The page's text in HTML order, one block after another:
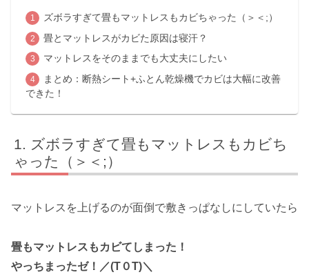
ズボラすぎて畳もマットレスもカビちゃった（＞＜;）
畳とマットレスがカビた原因は寝汗？
マットレスをそのままでも大丈夫にしたい
まとめ：断熱シート+ふとん乾燥機でカビは大幅に改善
できた！
ズボラすぎて畳もマットレスもカビち
ゃった（＞＜;）
マットレスを上げるのが面倒で敷きっぱなしにしていたら
畳もマットレスもカビてしまった！
やっちまったゼ！／(T０T)＼